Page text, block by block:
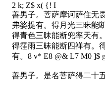
2 k; Z$ x( {! I
善男子。菩萨摩诃萨住无
弗婆提有。得月光三昧能
得青色三昧能断兜率天有
得霔雨三昧能断四禅有。
有。 8 v* E8 @& L7 M0 ]$
善男子。是名菩萨得二十